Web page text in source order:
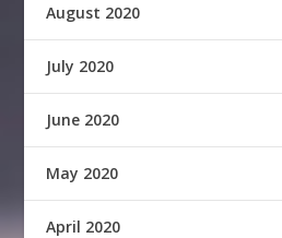
August 2020
July 2020
June 2020
May 2020
April 2020